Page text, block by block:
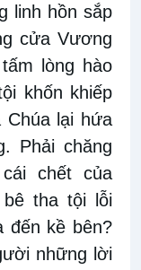
linh hồn sắp
cửa Vương
lòng hào
khốn khiếp
lại hứa
Phải chăng
chết của
tha tội lỗi
đến kề bên?
những lời